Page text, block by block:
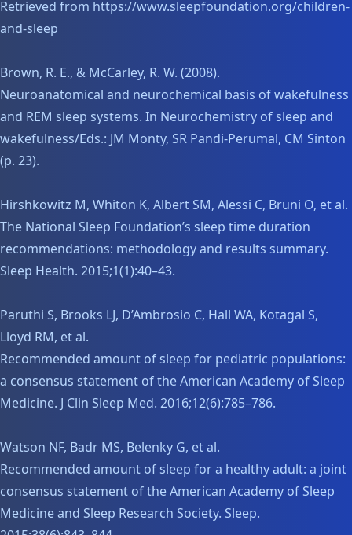
Retrieved from https://www.sleepfoundation.org/children-
and-sleep
Brown, R. E., & McCarley, R. W. (2008).
Neuroanatomical and neurochemical basis of wakefulness
and REM sleep systems. In Neurochemistry of sleep and
wakefulness/Eds.: JM Monty, SR Pandi-Perumal, CM Sinton
(p. 23).
Hirshkowitz M, Whiton K, Albert SM, Alessi C, Bruni O, et al.
The National Sleep Foundation’s sleep time duration
recommendations: methodology and results summary.
Sleep Health. 2015;1(1):40–43.
Paruthi S, Brooks LJ, D’Ambrosio C, Hall WA, Kotagal S,
Lloyd RM, et al.
Recommended amount of sleep for pediatric populations:
a consensus statement of the American Academy of Sleep
Medicine. J Clin Sleep Med. 2016;12(6):785–786.
Watson NF, Badr MS, Belenky G, et al.
Recommended amount of sleep for a healthy adult: a joint
consensus statement of the American Academy of Sleep
Medicine and Sleep Research Society. Sleep.